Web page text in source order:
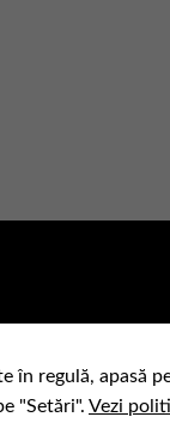
în regulă, apasă
"Setări". Vezi